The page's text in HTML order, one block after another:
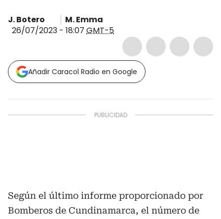
J. Botero
M. Emma
26/07/2023 - 18:07 GMT-5
Añadir Caracol Radio en Google
Según el último informe proporcionado por
Bomberos de Cundinamarca, el número de